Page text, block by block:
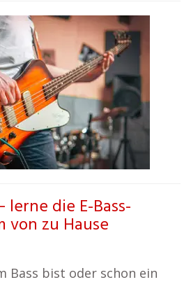
lerne die E-Bass-
von zu Hause
Bass bist oder schon ein